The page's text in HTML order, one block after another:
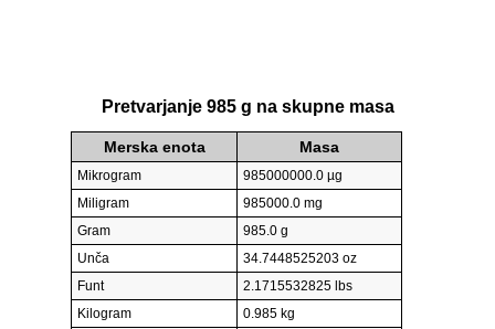
Pretvarjanje 985 g na skupne masa
Merska enota Masa
Mikrogram
985000000.0 µg
Miligram
985000.0 mg
Gram
985.0 g
Unča
34.7448525203 oz
Funt
2.1715532825 lbs
Kilogram
0.985 kg